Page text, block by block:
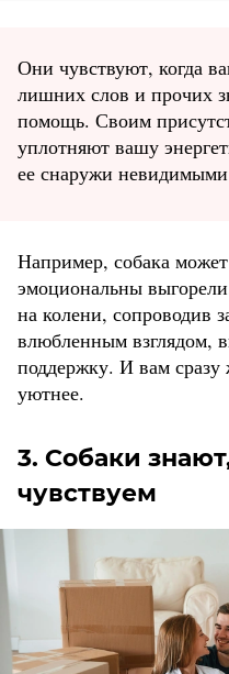
Они чувствуют, когда
лишних слов и прочих
помощь. Своим
уплотняют вашу
ее снаружи
Например, собака
эмоциональны
на колени, сопроводив
влюбленным взглядом,
поддержку. И вам сразу
уютнее.
3. Собаки
чувствуем